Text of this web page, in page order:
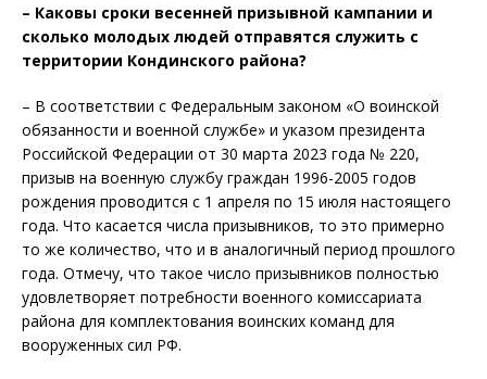
– Каковы сроки весенней призывной кампании и
сколько молодых людей отправятся служить с
территории Кондинского района?
– В соответствии с Федеральным законом «О воинской
обязанности и военной службе» и указом президента
Российской Федерации от 30 марта 2023 года № 220,
призыв на военную службу граждан 1996-2005 годов
рождения проводится с 1 апреля по 15 июля настоящего
года. Что касается числа призывников, то это примерно
то же количество, что и в аналогичный период прошлого
года. Отмечу, что такое число призывников полностью
удовлетворяет потребности военного комиссариата
района для комплектования воинских команд для
вооруженных сил РФ.